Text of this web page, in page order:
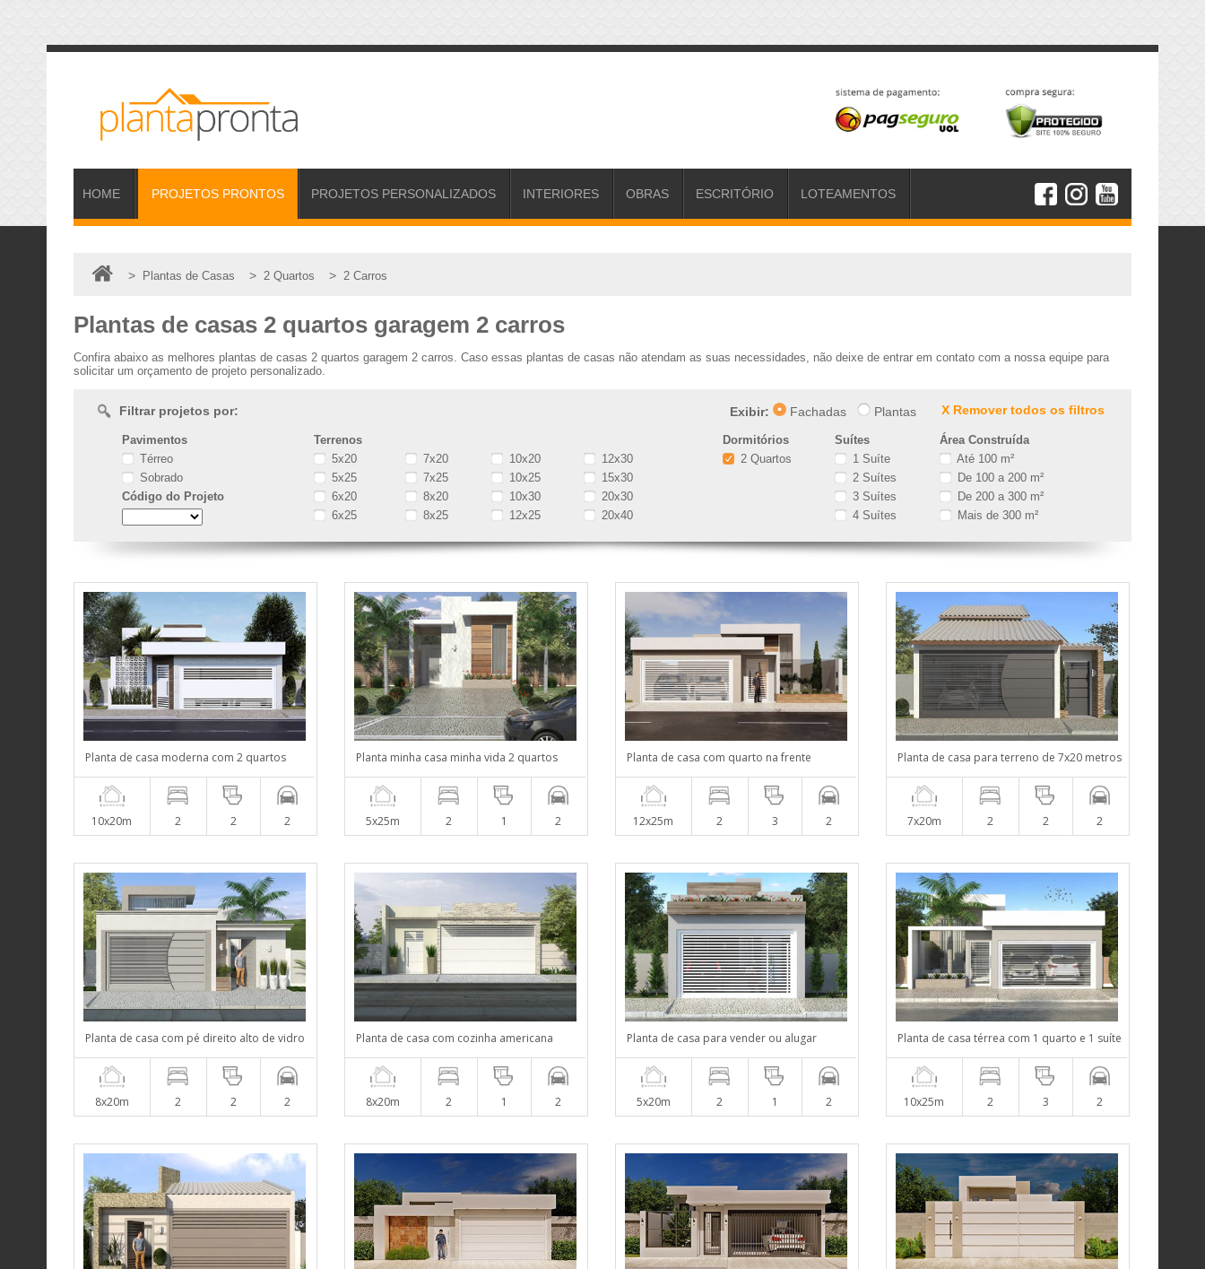
HOME PROJETOS PRONTOS PROJETOS PERSONALIZADOS INTERIORES OBRAS ESCRITÓRIO LOTEAMENTOS
> Plantas de Casas > 2 Quartos > 2 Carros
Plantas de casas 2 quartos garagem 2 carros
Confira abaixo as melhores plantas de casas 2 quartos garagem 2 carros. Caso essas plantas de casas não atendam as suas necessidades, não deixe de entrar em contato com a nossa equipe para
solicitar um orçamento de projeto personalizado.
X Remover todos os filtros
Filtrar projetos por: Exibir: Fachadas Plantas
Pavimentos
Térreo
Sobrado
Código do Projeto
Terrenos
5x20
5x25
6x20
6x25
7x20
7x25
8x20
8x25
10x20
10x25
10x30
12x25
12x30
15x30
20x30
20x40
Dormitórios
2 Quartos
Suítes
1 Suíte
2 Suítes
3 Suítes
4 Suítes
Área Construída
Até 100 m²
De 100 a 200 m²
De 200 a 300 m²
Mais de 300 m²
Planta de casa moderna com 2 quartos
10x20m 2 2 2
Planta minha casa minha vida 2 quartos
5x25m 2 1 2
Planta de casa com quarto na frente
12x25m 2 3 2
Planta de casa para terreno de 7x20 metros
7x20m 2 2 2
Planta de casa com pé direito alto de vidro
8x20m 2 2 2
Planta de casa com cozinha americana
8x20m 2 1 2
Planta de casa para vender ou alugar
5x20m 2 1 2
Planta de casa térrea com 1 quarto e 1 suíte
10x25m 2 3 2